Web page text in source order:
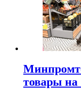
товары на